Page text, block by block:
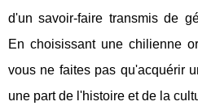
d'un savoir-faire transmis de
En choisissant une chilienne
vous ne faites pas qu'acquérir
une part de l'histoire et de la